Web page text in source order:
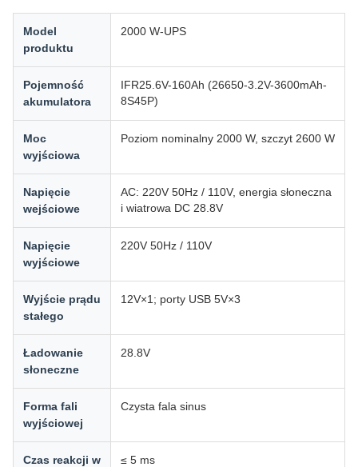
Model
produktu
2000 W-UPS
Pojemność
akumulatora
IFR25.6V-160Ah (26650-3.2V-3600mAh-
8S45P)
Moc
wyjściowa
Poziom nominalny 2000 W, szczyt 2600 W
Napięcie
wejściowe
AC: 220V 50Hz / 110V, energia słoneczna
i wiatrowa DC 28.8V
Napięcie
wyjściowe
220V 50Hz / 110V
Wyjście prądu
stałego
12V×1; porty USB 5V×3
Ładowanie
słoneczne
28.8V
Forma fali
wyjściowej
Czysta fala sinus
Czas reakcji w
≤ 5 ms